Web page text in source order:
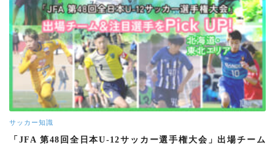
サッカー知識
「JFA 第48回全日本U-12サッカー選手権大会」出場チーム